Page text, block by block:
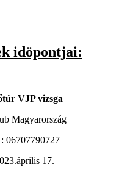
idöpontjai:
VJP vizsga
Magyarország
06707790727
17.